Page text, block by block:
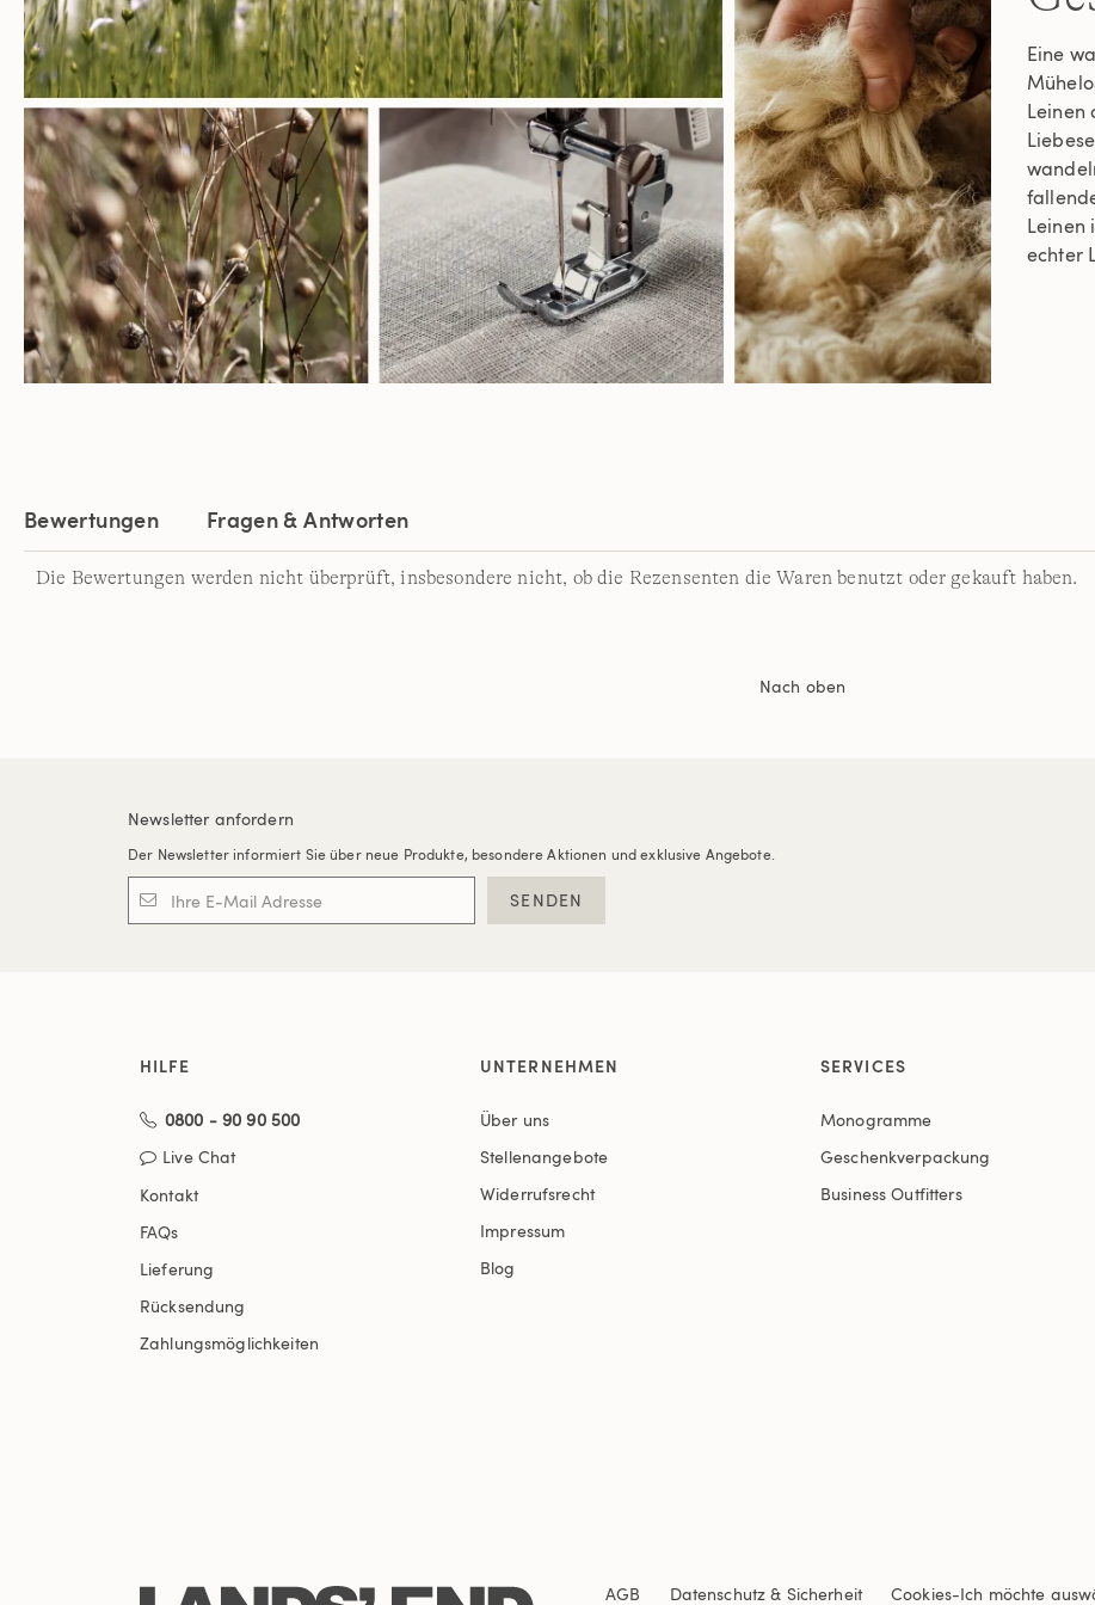
Eine
Leinen
Leinen
echter
Bewertungen Fragen & Antworten
Die Bewertungen werden nicht überprüft, insbesondere nicht, ob die Rezensenten die Waren benutzt oder gekauft haben.
Nach oben
Newsletter anfordern
Der Newsletter informiert Sie über neue Produkte, besondere Aktionen und exklusive Angebote.
SENDEN
HILFE
0800 - 90 90 500
Live Chat
Kontakt
FAQs
Lieferung
Rücksendung
Zahlungsmöglichkeiten
UNTERNEHMEN
Über uns
Stellenangebote
Widerrufsrecht
Impressum
Blog
SERVICES
Monogramme
Geschenkverpackung
Business Outfitters
AGB Datenschutz & Sicherheit Cookies-Ich möchte